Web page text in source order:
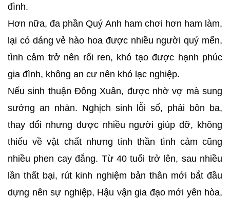
đình.
Hơn nữa, đa phần Quý Anh ham chơi hơn ham làm,
lại có dáng vẻ hào hoa được nhiều người quý mến,
tình cảm trở nên rối ren, khó tạo được hạnh phúc
gia đình, không an cư nên khó lạc nghiệp.
Nếu sinh thuận Đông Xuân, được nhờ vợ mà sung
sưởng an nhàn. Nghịch sinh lỗi số, phải bôn ba,
thay đổi nhưng được nhiều người giúp đỡ, không
thiếu về vật chất nhưng tinh thần tình cảm cũng
nhiều phen cay đắng. Từ 40 tuổi trở lên, sau nhiều
lần thất bại, rút kinh nghiệm bản thân mới bắt đầu
dựng nên sự nghiệp, Hậu vận gia đạo mới yên hòa,